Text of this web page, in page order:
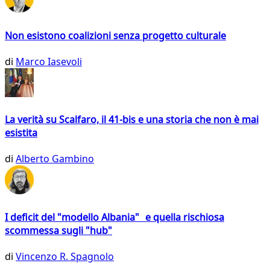
Non esistono coalizioni senza progetto culturale
di Marco Iasevoli
La verità su Scalfaro, il 41-bis e una storia che non è mai
esistita
di Alberto Gambino
I deficit del "modello Albania" e quella rischiosa
scommessa sugli "hub"
di Vincenzo R. Spagnolo